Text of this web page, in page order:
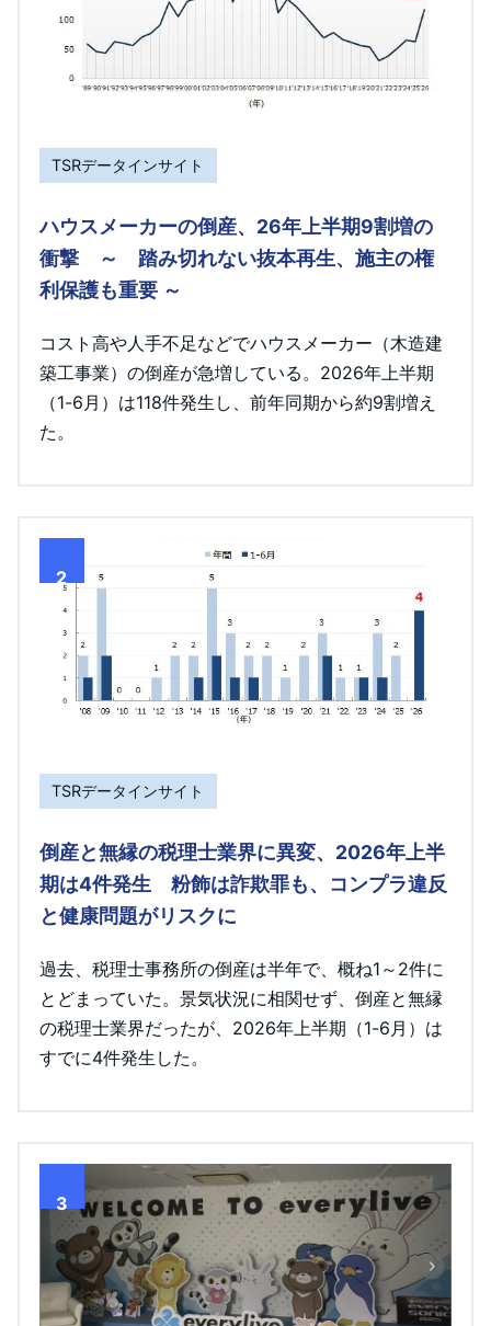
TSRデータインサイト
ハウスメーカーの倒産、26年上半期9割増の
衝撃 ～ 踏み切れない抜本再生、施主の権
利保護も重要 ～
コスト高や人手不足などでハウスメーカー（木造建
築工事業）の倒産が急増している。2026年上半期
（1-6月）は118件発生し、前年同期から約9割増え
た。
2
TSRデータインサイト
倒産と無縁の税理士業界に異変、2026年上半
期は4件発生 粉飾は詐欺罪も、コンプラ違反
と健康問題がリスクに
過去、税理士事務所の倒産は半年で、概ね1～2件に
とどまっていた。景気状況に相関せず、倒産と無縁
の税理士業界だったが、2026年上半期（1-6月）は
すでに4件発生した。
3